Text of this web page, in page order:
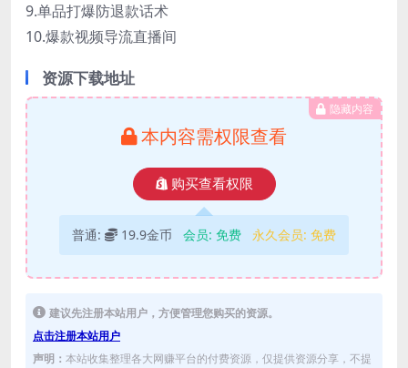
9.单品打爆防退款话术
10.爆款视频导流直播间
资源下载地址
隐藏内容
本内容需权限查看
购买查看权限
普通: 19.9金币 会员: 免费 永久会员: 免费
建议先注册本站用户，方便管理您购买的资源。
点击注册本站用户
声明： 本站收集整理各大网赚平台的付费资源，仅提供资源分享，不提